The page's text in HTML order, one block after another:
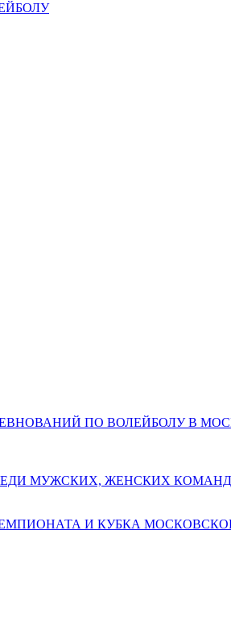
ПО ВОЛЕЙБОЛУ В
МУЖСКИХ, ЖЕНСКИХ КОМАНД
И КУБКА